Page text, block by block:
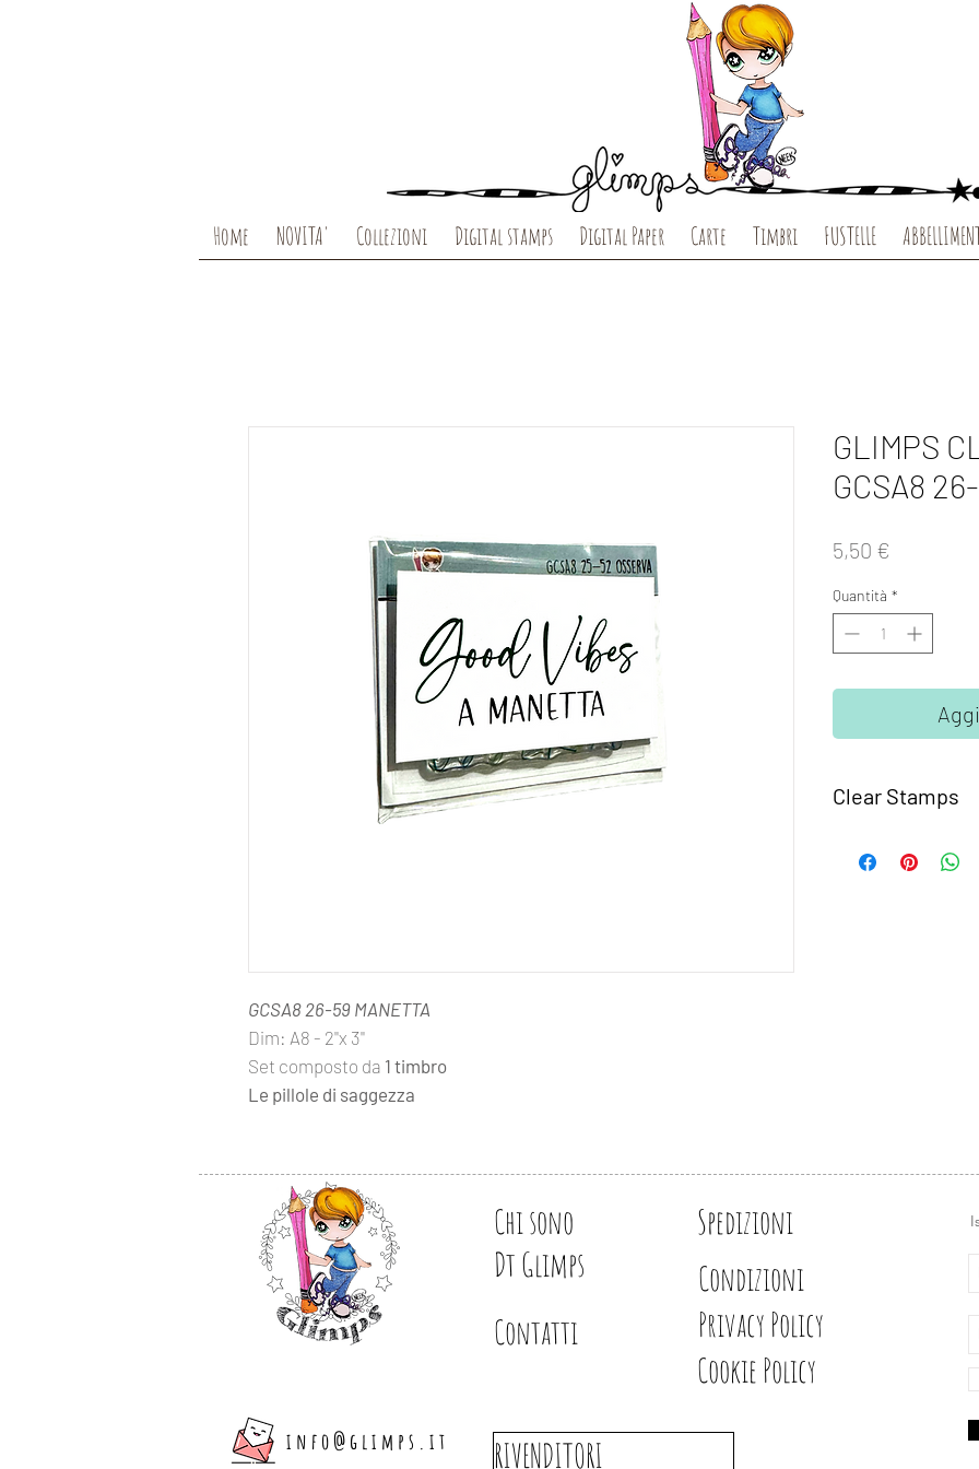
Home NOVITA' Collezioni Digital stamps Digital Paper Carte Timbri FUSTELLE
GCSA8 26-59 MANETTA
Dim: A8 - 2''x 3''
Set composto da 1 timbro
Le pillole di saggezza
GLIMPS
GCSA8
5,50 €
Quantità *
Clear Stamps
fotomolimero
Chi sono
Dt Glimps
Contatti
Privacy Policy
Spedizioni
Condizioni
Cookie Policy
info@glimps.it RIVENDITORI